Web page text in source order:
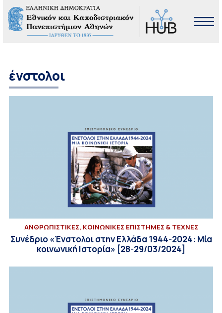
ένστολοι
ΑΝΘΡΩΠΙΣΤΙΚΕΣ, ΚΟΙΝΩΝΙΚΕΣ ΕΠΙΣΤΗΜΕΣ & ΤΕΧΝΕΣ
Συνέδριο «Ένστολοι στην Ελλάδα 1944-2024: Μία
κοινωνική Ιστορία» [28-29/03/2024]